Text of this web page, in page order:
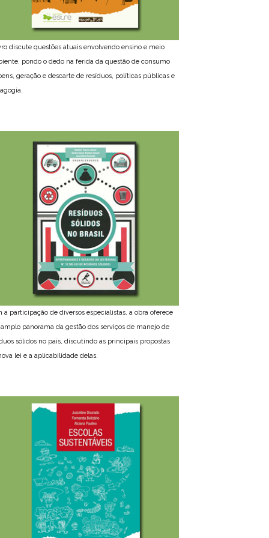
discute questões atuais envolvendo ensino e meio
pondo o dedo na ferida da questão de consumo
geração e descarte de resíduos, políticas públicas e
a participação de diversos especialistas, a obra oferece
panorama da gestão dos serviços de manejo de
sólidos no país, discutindo as principais propostas
lei e a aplicabilidade delas.